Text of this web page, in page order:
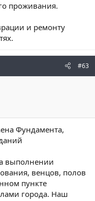
проживания.
и ремонту
#63
Фундамента,
выполнении
венцов, полов
пункте
города. Наш